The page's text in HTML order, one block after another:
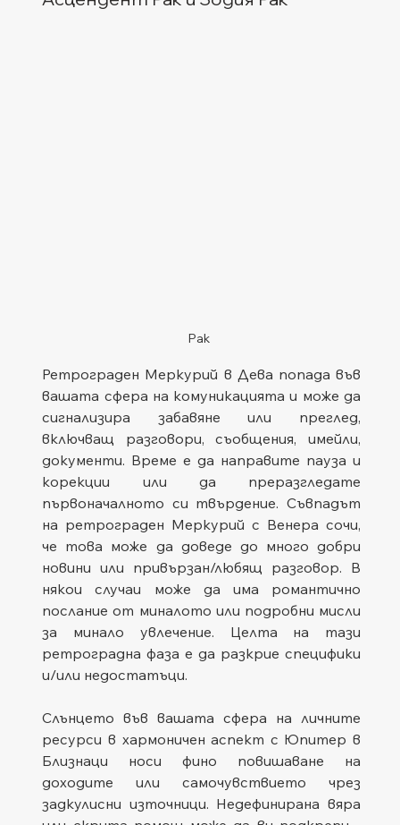
Рак
Ретрограден Меркурий в Дева попада във
вашата сфера на комуникацията и може да
сигнализира забавяне или преглед,
включващ разговори, съобщения, имейли,
документи. Време е да направите пауза и
корекции или да преразгледате
първоначалното си твърдение. Съвпадът
на ретрограден Меркурий с Венера сочи,
че това може да доведе до много добри
новини или привързан/любящ разговор. В
някои случаи може да има романтично
послание от миналото или подробни мисли
за минало увлечение. Целта на тази
ретроградна фаза е да разкрие специфики
и/или недостатъци.
Слънцето във вашата сфера на личните
ресурси в хармоничен аспект с Юпитер в
Близнаци носи фино повишаване на
доходите или самочувствието чрез
задкулисни източници. Недефинирана вяра